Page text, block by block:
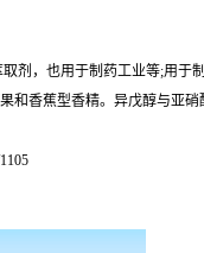
剂，也用于制药工业等;用于
和香蕉型香精。异戊醇与亚